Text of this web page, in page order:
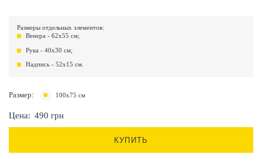
Размеры отдельных элементов:
Венера - 62х55 см;
Рука - 40х30 см;
Надпись - 52х15 см.
Размер: 100х75 см
Цена: 490 грн
КУПИТЬ